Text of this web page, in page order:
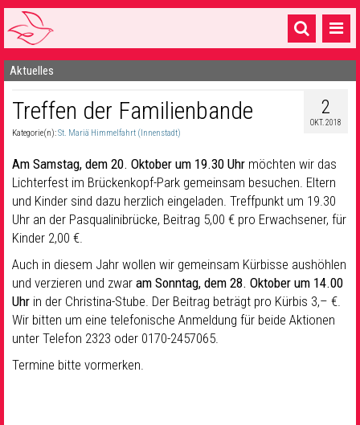
Startseite
1 Pfarrei
16 Gemeinden & mehr
Gottesdienste & Sinnsuche
Sakramente & Feste
Gemeinschaft & Soziales
Musik& Kultur
Seelsorge & Kontakt
Aktuelles
2
OKT. 2018
Treffen der Familienbande
Kategorie(n):St. Mariä Himmelfahrt (Innenstadt)
Am Samstag, dem 20. Oktober um 19.30 Uhr möchten wir das
Lichterfest im Brückenkopf-Park gemeinsam besuchen. Eltern
und Kinder sind dazu herzlich eingeladen. Treffpunkt um 19.30
Uhr an der Pasqualinibrücke, Beitrag 5,00 € pro Erwachsener, für
Kinder 2,00 €.
Auch in diesem Jahr wollen wir gemeinsam Kürbisse aushöhlen
und verzieren und zwar am Sonntag, dem 28. Oktober um 14.00
Uhr in der Christina-Stube. Der Beitrag beträgt pro Kürbis 3,– €.
Wir bitten um eine telefonische Anmeldung für beide Aktionen
unter Telefon 2323 oder 0170-2457065.
Termine bitte vormerken.